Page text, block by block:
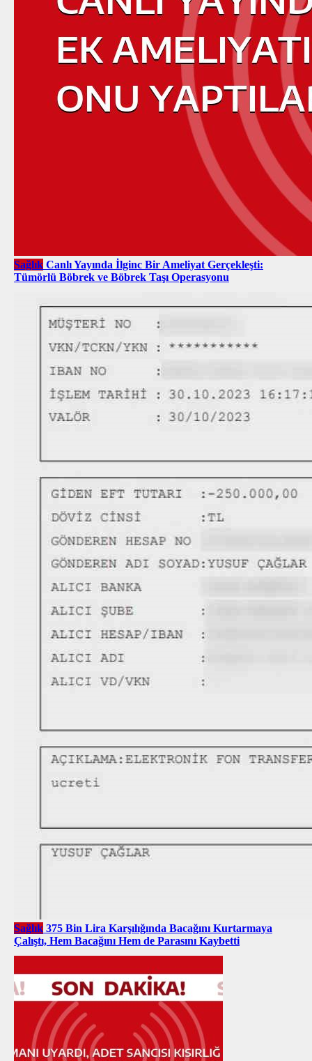
Sağlık Canlı Yayında İlginc Bir Ameliyat Gerçekleşti:
Tümörlü Böbrek ve Böbrek Taşı Operasyonu
Sağlık 375 Bin Lira Karşılığında Bacağını Kurtarmaya
Çalıştı, Hem Bacağını Hem de Parasını Kaybetti